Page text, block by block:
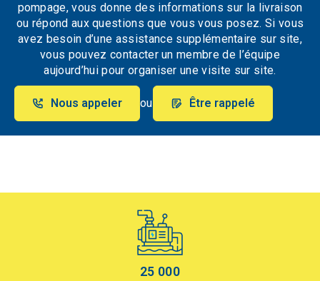
pompage, vous donne des informations sur la livraison
ou répond aux questions que vous vous posez. Si vous
avez besoin d’une assistance supplémentaire sur site,
vous pouvez contacter un membre de l’équipe
aujourd’hui pour organiser une visite sur site.
Nous appeler ou Être rappelé
25 000